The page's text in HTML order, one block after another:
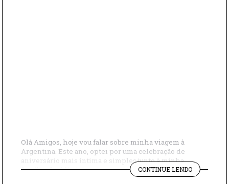
Olá Amigos, hoje vou falar sobre minha viagem à
Argentina. Este ano, optei por uma celebração de
aniversário mais íntima e simples junto à minha
família, decidi visitar Buenos Aires. Nossa estadia foi
muito agradável, Buenos Aires estava bem organizada,
CONTINUE LENDO"MEU